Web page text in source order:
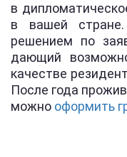
в
в вашей
решением по
дающий
качестве
После года
можно оформить